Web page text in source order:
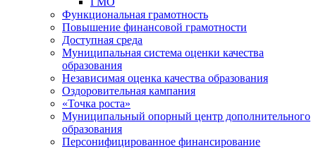
Функциональная грамотность
Повышение финансовой грамотности
Доступная среда
Муниципальная система оценки качества
образования
Независимая оценка качества образования
Оздоровительная кампания
«Точка роста»
Муниципальный опорный центр дополнительного
образования
Персонифицированное финансирование